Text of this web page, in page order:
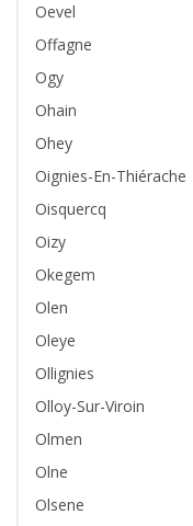
Oevel
Offagne
Ogy
Ohain
Ohey
Oignies-En-Thiérache
Oisquercq
Oizy
Okegem
Olen
Oleye
Ollignies
Olloy-Sur-Viroin
Olmen
Olne
Olsene